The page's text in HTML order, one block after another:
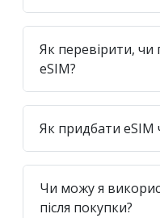
Як перевірити, чи
eSIM?
Як придбати eSIM
Чи можу я
після покупки?